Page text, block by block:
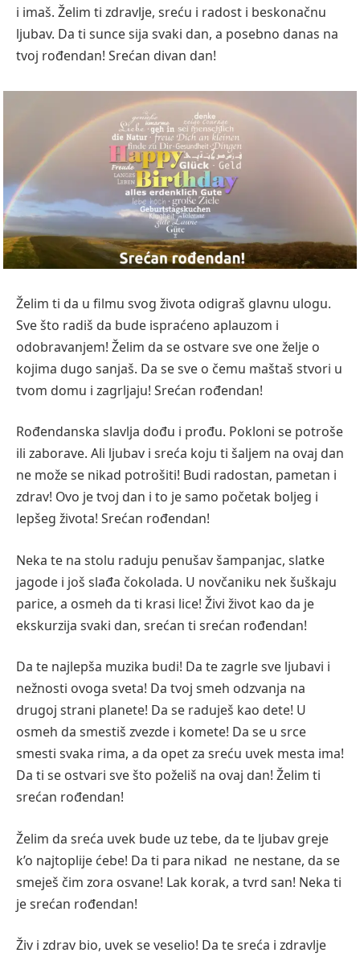
i imaš. Želim ti zdravlje, sreću i radost i beskonačnu
ljubav. Da ti sunce sija svaki dan, a posebno danas na
tvoj rođendan! Srećan divan dan!
Želim ti da u filmu svog života odigraš glavnu ulogu.
Sve što radiš da bude ispraćeno aplauzom i
odobravanjem! Želim da se ostvare sve one želje o
kojima dugo sanjaš. Da se sve o čemu maštaš stvori u
tvom domu i zagrljaju! Srećan rođendan!
Rođendanska slavlja dođu i prođu. Pokloni se potroše
ili zaborave. Ali ljubav i sreća koju ti šaljem na ovaj dan
ne može se nikad potrošiti! Budi radostan, pametan i
zdrav! Ovo je tvoj dan i to je samo početak boljeg i
lepšeg života! Srećan rođendan!
Neka te na stolu raduju penušav šampanjac, slatke
jagode i još slađa čokolada. U novčaniku nek šuškaju
parice, a osmeh da ti krasi lice! Živi život kao da je
ekskurzija svaki dan, srećan ti srećan rođendan!
Da te najlepša muzika budi! Da te zagrle sve ljubavi i
nežnosti ovoga sveta! Da tvoj smeh odzvanja na
drugoj strani planete! Da se raduješ kao dete! U
osmeh da smestiš zvezde i komete! Da se u srce
smesti svaka rima, a da opet za sreću uvek mesta ima!
Da ti se ostvari sve što poželiš na ovaj dan! Želim ti
srećan rođendan!
Želim da sreća uvek bude uz tebe, da te ljubav greje
k’o najtoplije ćebe! Da ti para nikad ne nestane, da se
smeješ čim zora osvane! Lak korak, a tvrd san! Neka ti
je srećan rođendan!
Živ i zdrav bio, uvek se veselio! Da te sreća i zdravlje